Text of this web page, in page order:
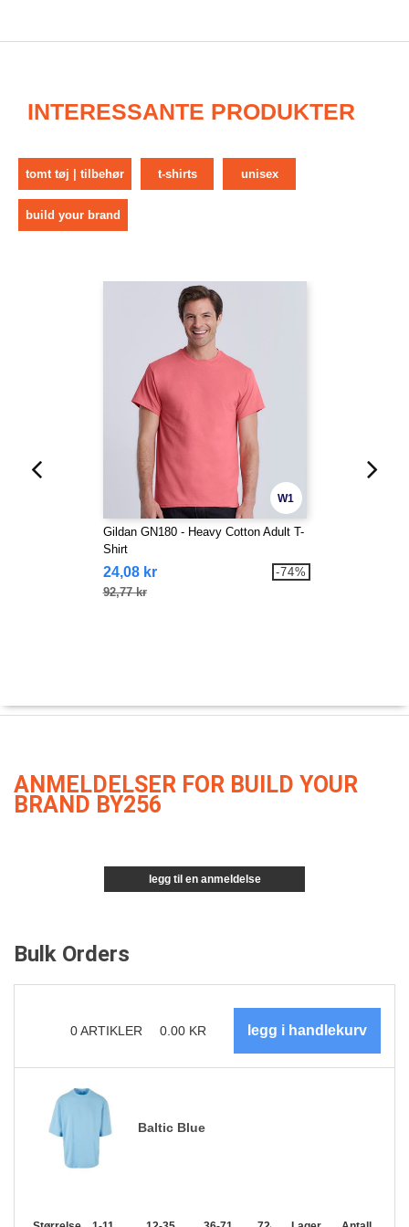
INTERESSANTE PRODUKTER
tomt tøj | tilbehør t-shirts unisex
build your brand
W1
Gildan GN180 - Heavy Cotton Adult T-
Shirt
24,08 kr
92,77 kr
-74%
ANMELDELSER FOR BUILD YOUR
BRAND BY256
legg til en anmeldelse
Bulk Orders
0ARTIKLER 0.00 KR
Baltic Blue